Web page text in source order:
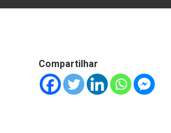
Compartilhar